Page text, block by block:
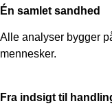
Én samlet sandhed
Alle analyser bygger
mennesker.
Fra indsigt til